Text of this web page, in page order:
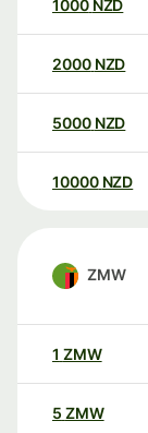
1000 NZD
2000 NZD
5000 NZD
10000 NZD
ZMW
1 ZMW
5 ZMW